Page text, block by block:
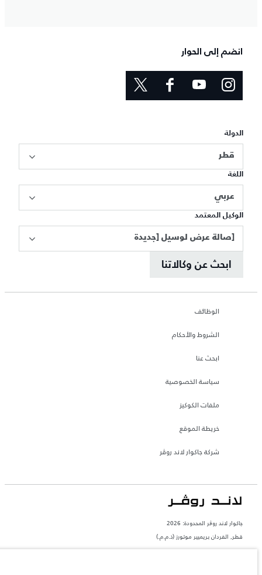
انضم إلى الحوار
الدولة
قطر
اللغة
عربي
الوكيل المعتمد
[صالة عرض لوسيل [جديدة
ابحث عن وكالاتنا
الوظائف
الشروط والأحكام
ابحث عنا
سياسة الخصوصية
ملفات الكوكيز
خريطة الموقع
شركة جاكوار لاند روڤر
جاكوار لاند روڨر المحدودة: 2026
قطر, الفردان بريميير موتورز (ذ.م.م.)
تعكس الأوزان المذكورة مواصفات السيارة القياسية. سوف تؤثر الإكسسوارات وغيرها من